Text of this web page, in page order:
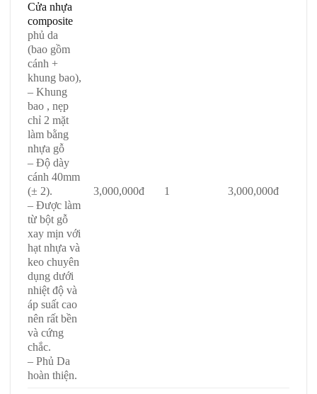
Cửa nhựa
composite
phủ da
(bao gồm
cánh +
khung bao),
– Khung
bao , nẹp
chỉ 2 mặt
làm bằng
nhựa gỗ
– Độ dày
cánh 40mm
(± 2).
– Được làm
từ bột gỗ
xay mịn với
hạt nhựa và
keo chuyên
dụng dưới
nhiệt độ và
áp suất cao
nên rất bền
và cứng
chắc.
– Phủ Da
hoàn thiện.
3,000,000đ 1 3,000,000đ